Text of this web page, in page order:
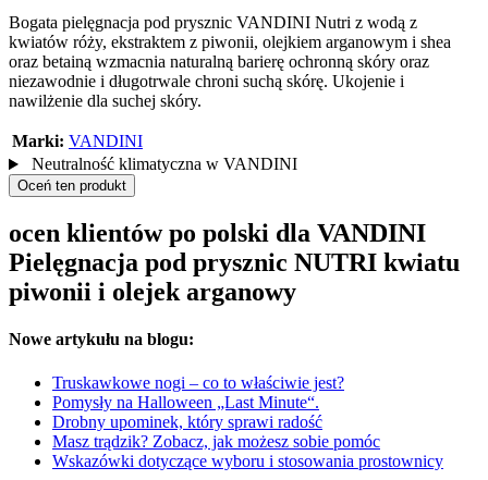
Bogata pielęgnacja pod prysznic VANDINI Nutri z wodą z
kwiatów róży, ekstraktem z piwonii, olejkiem arganowym i shea
oraz betainą wzmacnia naturalną barierę ochronną skóry oraz
niezawodnie i długotrwale chroni suchą skórę. Ukojenie i
nawilżenie dla suchej skóry.
Marki: VANDINI
Neutralność klimatyczna w VANDINI
Oceń ten produkt
ocen klientów po polski dla VANDINI
Pielęgnacja pod prysznic NUTRI kwiatu
piwonii i olejek arganowy
Nowe artykułu na blogu:
Truskawkowe nogi – co to właściwie jest?
Pomysły na Halloween „Last Minute“.
Drobny upominek, który sprawi radość
Masz trądzik? Zobacz, jak możesz sobie pomóc
Wskazówki dotyczące wyboru i stosowania prostownicy